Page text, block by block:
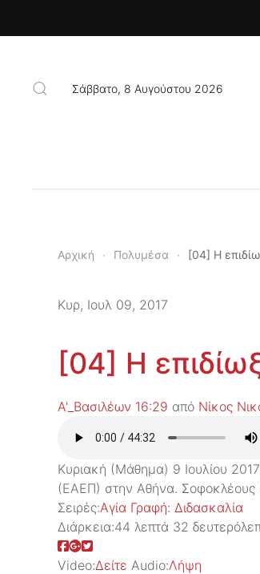
Σάββατο, 8 Αυγούστου 2026
Αρχική Πολυμέσα [04] Η
Κυρ, Ιουλ 09, 2017
[04] Η
Α'_Βασιλέων 16:29 από Νίκος
Κυριακή (Μάθημα) 9 Ιουλίου
(ΕΑΕΠ) στην Αθήνα.
Σειρές:Aγία Γραφή: Διδασκαλία
Διάρκεια:44 λεπτά 32
Video:Δείτε Audio:Λήψη